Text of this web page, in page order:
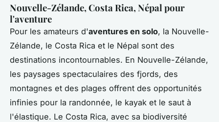
Nouvelle-Zélande, Costa Rica, Népal pour
l'aventure
Pour les amateurs d'aventures en solo, la Nouvelle-
Zélande, le Costa Rica et le Népal sont des
destinations incontournables. En Nouvelle-Zélande,
les paysages spectaculaires des fjords, des
montagnes et des plages offrent des opportunités
infinies pour la randonnée, le kayak et le saut à
l'élastique. Le Costa Rica, avec sa biodiversité